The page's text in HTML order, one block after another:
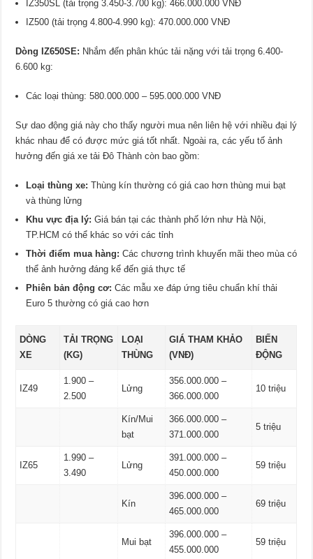
IZ350SL (tải trọng 3.450-3.700 kg): 466.000.000 VNĐ
IZ500 (tải trọng 4.800-4.990 kg): 470.000.000 VNĐ
Dòng IZ650SE: Nhắm đến phân khúc tải nặng với tải trọng 6.400-
6.600 kg:
Các loại thùng: 580.000.000 – 595.000.000 VNĐ
Sự dao động giá này cho thấy người mua nên liên hệ với nhiều đại lý
khác nhau để có được mức giá tốt nhất. Ngoài ra, các yếu tố ảnh
hưởng đến giá xe tải Đô Thành còn bao gồm:
Loại thùng xe: Thùng kín thường có giá cao hơn thùng mui bạt
và thùng lửng
Khu vực địa lý: Giá bán tại các thành phố lớn như Hà Nội,
TP.HCM có thể khác so với các tỉnh
Thời điểm mua hàng: Các chương trình khuyến mãi theo mùa có
thể ảnh hưởng đáng kể đến giá thực tế
Phiên bản động cơ: Các mẫu xe đáp ứng tiêu chuẩn khí thải
Euro 5 thường có giá cao hơn
DÒNG
XE
TẢI TRỌNG
(KG)
LOẠI
THÙNG
GIÁ THAM KHẢO
(VNĐ)
BIẾN
ĐỘNG
IZ49
1.900 –
2.500
Lửng
356.000.000 –
366.000.000
10 triệu
Kín/Mui
bạt
366.000.000 –
371.000.000
5 triệu
IZ65
1.990 –
3.490
Lửng
391.000.000 –
450.000.000
59 triệu
Kín
396.000.000 –
465.000.000
69 triệu
Mui bạt
396.000.000 –
455.000.000
59 triệu